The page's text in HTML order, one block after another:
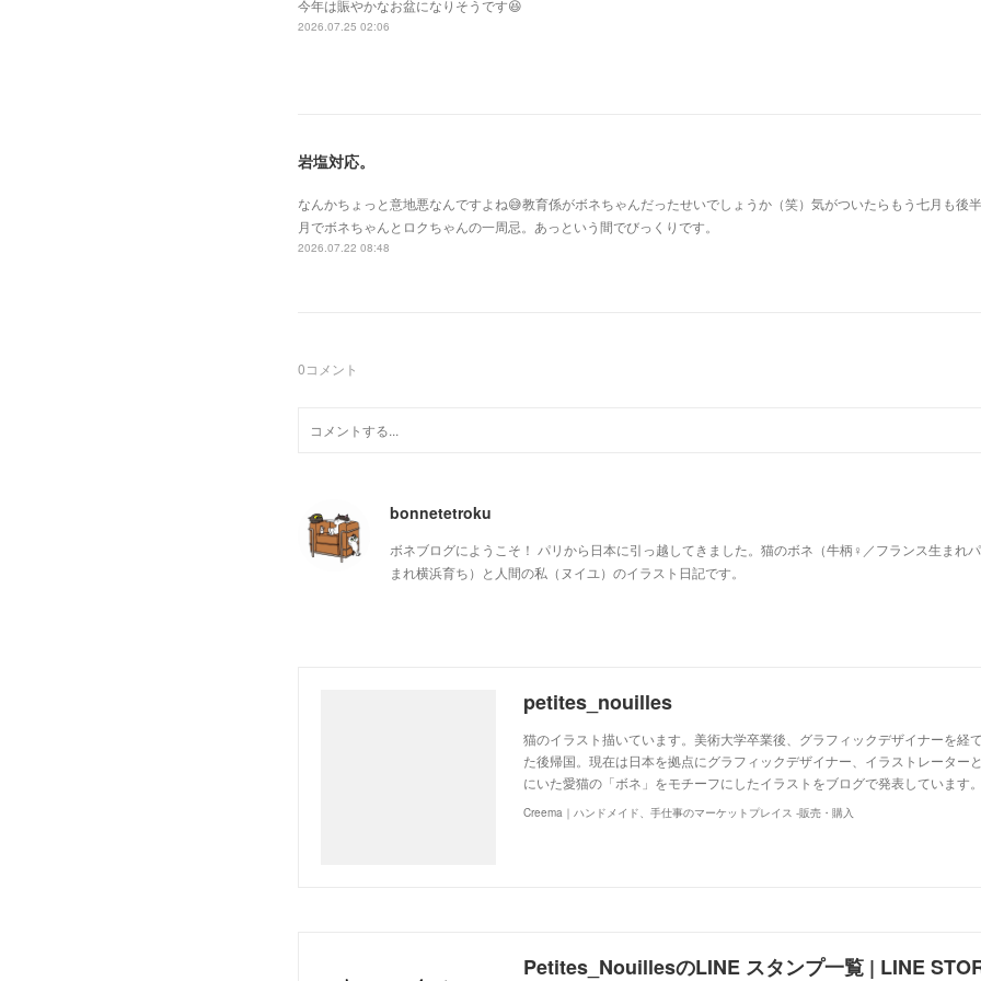
今年は賑やかなお盆になりそうです😆
2026.07.25 02:06
岩塩対応。
なんかちょっと意地悪なんですよね😅教育係がボネちゃんだったせいでしょうか（笑）気がついたらもう七月も後
月でボネちゃんとロクちゃんの一周忌。あっという間でびっくりです。
2026.07.22 08:48
0コメント
bonnetetroku
ボネブログにようこそ！ パリから日本に引っ越してきました。猫のボネ（牛柄♀／フランス生まれ
まれ横浜育ち）と人間の私（ヌイユ）のイラスト日記です。
petites_nouilles
猫のイラスト描いています。美術大学卒業後、グラフィックデザイナーを経
た後帰国。現在は日本を拠点にグラフィックデザイナー、イラストレーター
にいた愛猫の「ボネ」をモチーフにしたイラストをブログで発表していま
Creema｜ハンドメイド、手仕事のマーケットプレイス -販売・購入
Petites_NouillesのLINE スタンプ一覧 | LINE